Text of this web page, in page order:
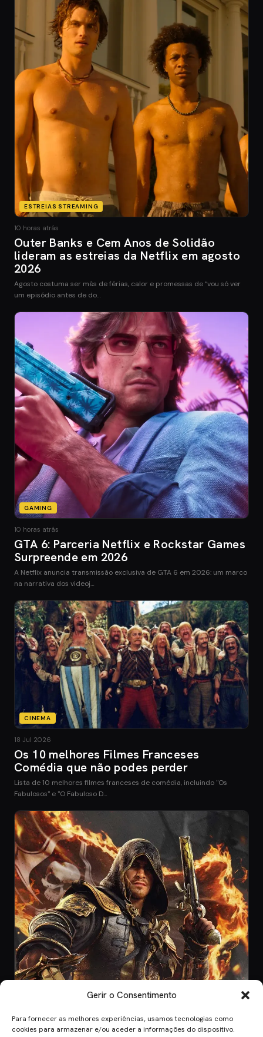
Gerir o Consentimento
Para fornecer as melhores experiências, usamos tecnologias como
cookies para armazenar e/ou aceder a informações do dispositivo.
ESTREIAS STREAMING
10 horas atrás
Outer Banks e Cem Anos de Solidão
lideram as estreias da Netflix em agosto
2026
Agosto costuma ser mês de férias, calor e promessas de “vou só ver
um episódio antes de do…
GAMING
10 horas atrás
GTA 6: Parceria Netflix e Rockstar Games
Surpreende em 2026
A Netflix anuncia transmissão exclusiva de GTA 6 em 2026: um marco
na narrativa dos videoj…
CINEMA
18 Jul 2026
Os 10 melhores Filmes Franceses
Comédia que não podes perder
Lista de 10 melhores filmes franceses de comédia, incluindo "Os
Fabulosos" e "O Fabuloso D…
GAMING